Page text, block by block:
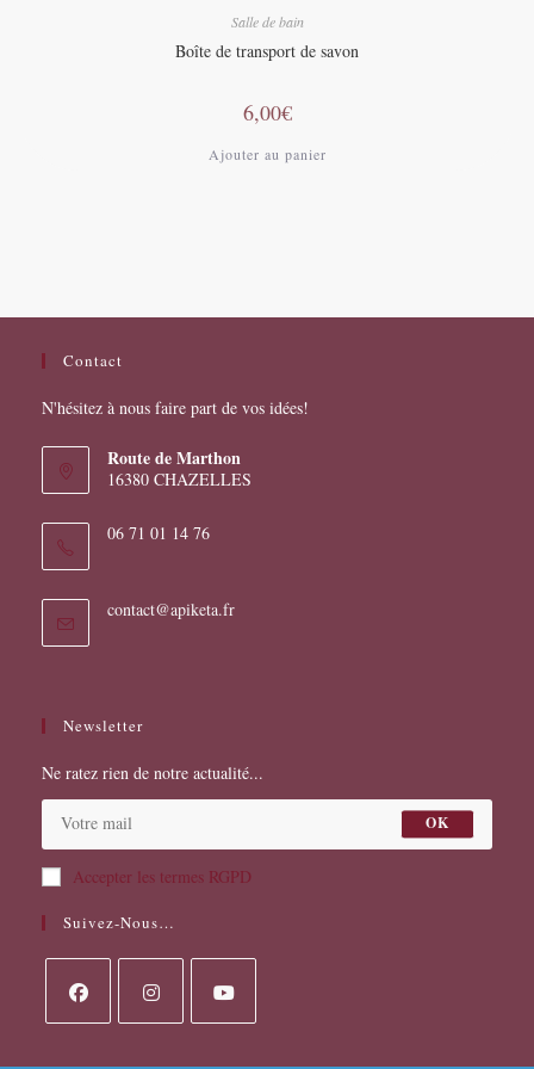
Salle de bain
Boîte de transport de savon
6,00€
Ajouter au panier
Contact
N'hésitez à nous faire part de vos idées!
Route de Marthon
16380 CHAZELLES
06 71 01 14 76
contact@apiketa.frS’ouvre
Newsletter
Ne ratez rien de notre actualité...
OK
Accepter les termes RGPD
Suivez-Nous…